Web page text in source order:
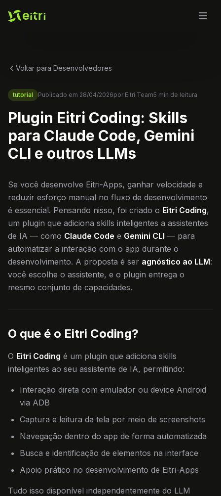
Voltar para Desenvolvedores
tutorial Publicado em 28/04/2026por Eitri Team5 min de leitura
Plugin Eitri Coding: Skills
para Claude Code, Gemini
CLI e outros LLMs
Se você desenvolve Eitri-Apps, ganhar velocidade e
reduzir esforço manual no fluxo de desenvolvimento
é essencial. Pensando nisso, foi criado o Eitri Coding,
um plugin que adiciona skills inteligentes a assistentes
de IA — como Claude Code e Gemini CLI — para
automatizar a interação com o app durante o
desenvolvimento. A proposta é ser agnóstico ao LLM:
você escolhe o assistente, e o plugin entrega o
mesmo conjunto de capacidades.
O que é o Eitri Coding?
O Eitri Coding é um plugin que adiciona skills
inteligentes ao seu assistente de IA, permitindo:
Interação direta com emulador ou device Android
via ADB
Captura e leitura da tela por meio de screenshots
Navegação dentro do app de forma automatizada
Busca e identificação de elementos na interface
Apoio prático no desenvolvimento de Eitri-Apps
Tudo isso disponível independentemente do LLM